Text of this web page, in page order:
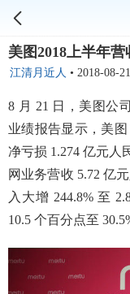
美图2018上半年
江清月近人 • 2018-08-21
8 月 21 日，美图公
业绩报告显示，美图
净亏损 1.274 亿元人
网业务营收 5.72 亿
入大增 244.8% 至
10.5 个百分点至